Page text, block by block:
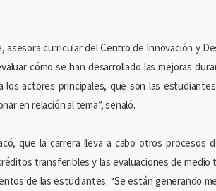
asesora curricular del Centro de Innovación y
cómo se han desarrollado las mejoras
los actores principales, que son las
en relación al tema”, señaló.
que la carrera lleva a cabo otros procesos
transferibles y las evaluaciones de medio
de las estudiantes. “Se están generando